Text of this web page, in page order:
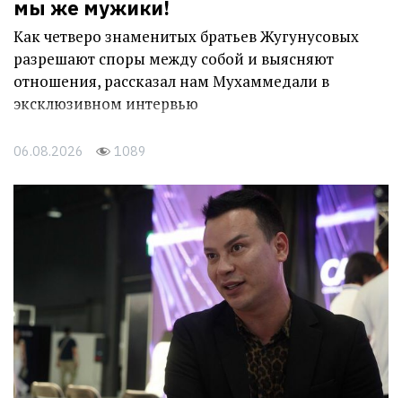
мы же мужики!
Как четверо знаменитых братьев Жугунусовых
разрешают споры между собой и выясняют
отношения, рассказал нам Мухаммедали в
эксклюзивном интервью
06.08.2026 1089